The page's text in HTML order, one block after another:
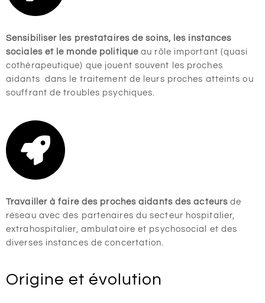
Sensibiliser les prestataires de soins, les instances
sociales et le monde politique au rôle important (quasi
cothérapeutique) que jouent souvent les proches
aidants dans le traitement de leurs proches atteints ou
souffrant de troubles psychiques.
Travailler à faire des proches aidants des acteurs de
réseau avec des partenaires du secteur hospitalier,
extrahospitalier, ambulatoire et psychosocial et des
diverses instances de concertation.
Origine et évolution